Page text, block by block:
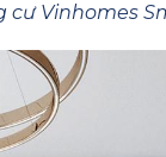
Vinhomes